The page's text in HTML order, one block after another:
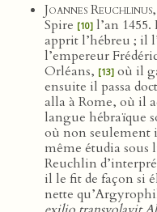
Joannes
Spire [10] l’an
apprit l’hébreu ; il
l’empereur
Orléans, [13] où il
ensuite il passa
alla à Rome, où il
langue hébraïque
où non
même étudia
Reuchlin
il le fit de façon si
nette